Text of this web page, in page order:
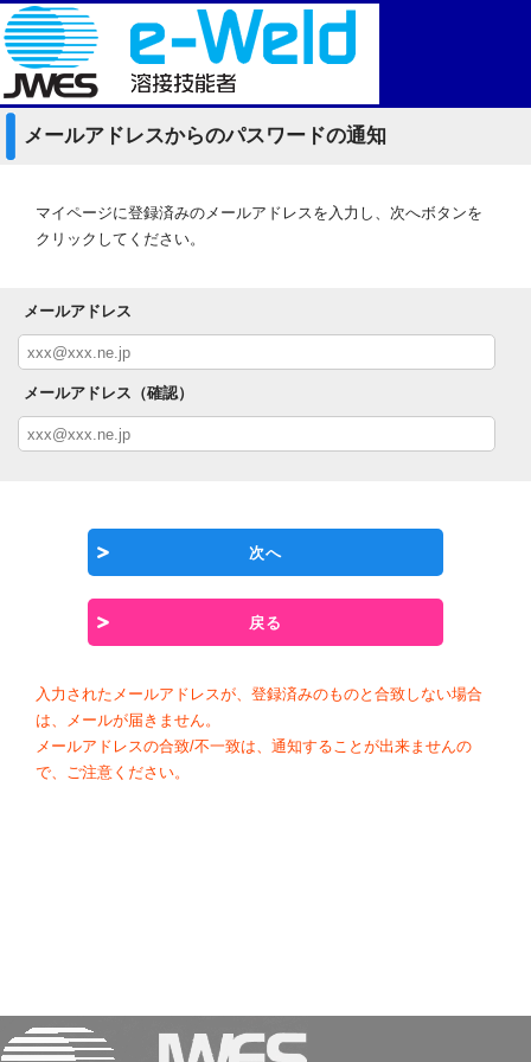
メールアドレスからのパスワードの通知
マイページに登録済みのメールアドレスを入力し、次へボタンを
クリックしてください。
メールアドレス
メールアドレス（確認）
次へ
戻る
入力されたメールアドレスが、登録済みのものと合致しない場合
は、メールが届きません。
メールアドレスの合致/不一致は、通知することが出来ませんの
で、ご注意ください。